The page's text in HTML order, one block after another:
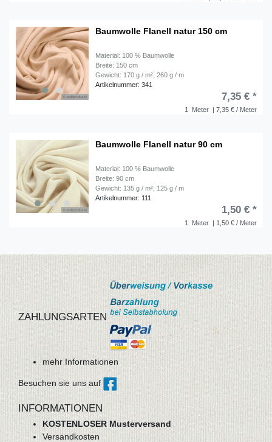
Baumwolle Flanell natur 150 cm
Material: 100 % Baumwolle
Breite: 150 cm
Gewicht: 170 g / m²; 260 g / m
Artikelnummer: 341
1 Meter | 7,35 € / Meter
7,35 € *
Baumwolle Flanell natur 90 cm
Material: 100 % Baumwolle
Breite: 90 cm
Gewicht: 135 g / m²; 125 g / m
Artikelnummer: 111
1 Meter | 1,50 € / Meter
1,50 € *
ZAHLUNGSARTEN
mehr Informationen
Besuchen sie uns auf
INFORMATIONEN
KOSTENLOSER Musterversand
Versandkosten